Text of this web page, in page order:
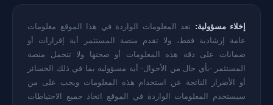
إخلاء مسؤولية: تعد المعلومات الواردة في هذا الموقع معلومات
عامة إرشادية فقط، ولا تقدم منصة المستثمر أية إقرارات أو
ضمانات على دقة هذه المعلومات أو صحتها ولا تتحمل منصة
المستثمر -بأي حال من الأحوال- أية مسؤولية بما في ذلك الخسائر
أو الأضرار الناتجة عن استخدام هذه المعلومات ويجب على من
سيستخدم المعلومات الواردة في الموقع اتخاذ جميع الاحتياطات